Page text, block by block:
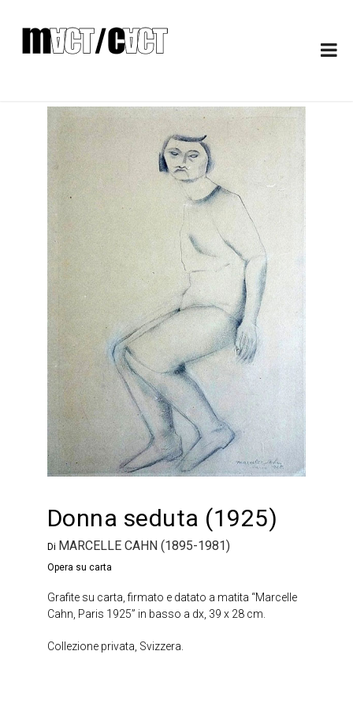
Donna seduta (1925)
Di MARCELLE CAHN (1895-1981)
Opera su carta
Grafite su carta, firmato e datato a matita “Marcelle
Cahn, Paris 1925” in basso a dx, 39 x 28 cm.
Collezione privata, Svizzera.